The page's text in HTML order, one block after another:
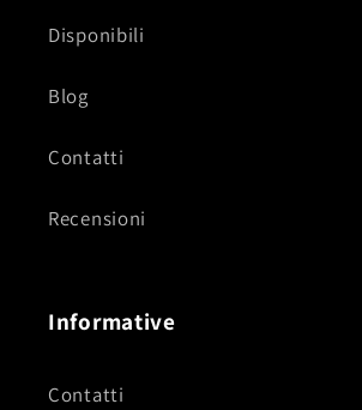
Disponibili
Blog
Contatti
Recensioni
Informative
Contatti